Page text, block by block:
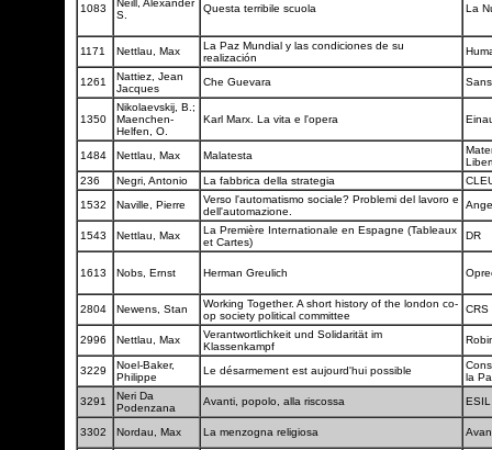
1083
Neill, Alexander
S.
Questa terribile scuola La
1171 Nettlau, Max
La Paz Mundial y las condiciones de su
realización
1261
Nattiez, Jean
Jacques
Che Guevara
1350
Nikolaevskij, B.;
Maenchen-
Helfen, O.
Karl Marx. La vita e l'opera
1484 Nettlau, Max Malatesta
236
Negri, Antonio La fabbrica della strategia
1532
Naville, Pierre
Verso l'automatismo sociale? Problemi del lavoro e
dell'automazione.
1543 Nettlau, Max
La Première Internationale en Espagne (Tableaux
et Cartes)
DR
1613 Nobs, Ernst Herman Greulich
2804 Newens, Stan
Working Together. A short history of the london co-
op society political committee
CRS
2996 Nettlau, Max
Verantwortlichkeit und Solidarität im
Klassenkampf
3229
Noel-Baker,
Philippe
Le désarmement est aujourd'hui possible
la
3291
Neri Da
Podenzana
Avanti, popolo, alla riscossa
3302 Nordau, Max La menzogna religiosa